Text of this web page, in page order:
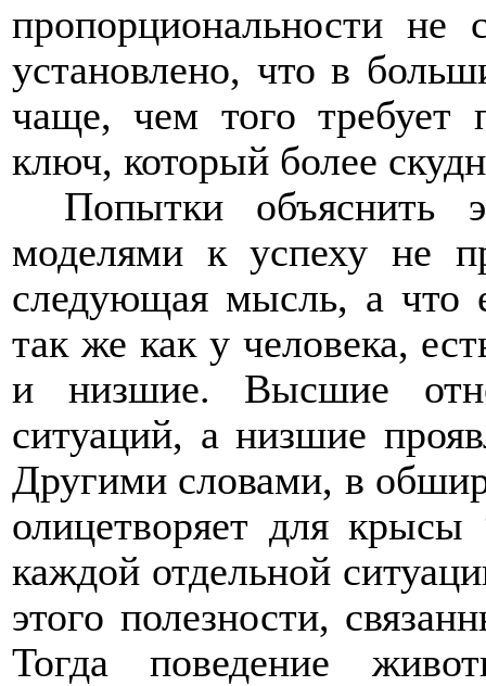
пропорциональности не
установлено, что в
чаще, чем того требует
ключ, который более
Попытки объяснить
моделями к успеху не
следующая мысль, а что
так же как у человека,
и низшие. Высшие
ситуаций, а низшие
Другими словами, в
олицетворяет для
каждой отдельной
этого полезности,
Тогда поведение